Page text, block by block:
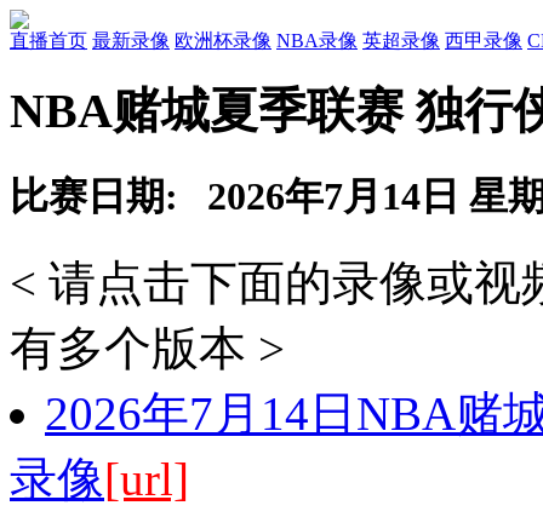
直播首页 最新录像 欧洲杯录像 NBA录像 英超录像 西甲录像
NBA赌城夏季联赛 独行
比赛日期: 2026年7月14日 星
< 请点击下面的录像或
有多个版本 >
2026年7月14日NBA赌
录像[url]